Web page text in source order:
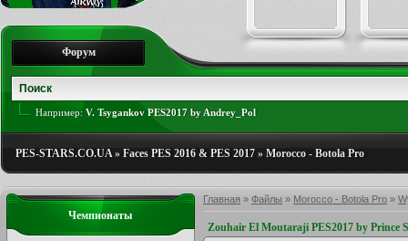
Форум
Например: V. Tsygankov PES2017 by Andrey_Pol
PES-STARS.CO.UA» Faces PES 2016 & PES 2017 » Morocco - Botola Pro
Главная » Файлы » Morocco - Botola Pro »
Zouhair El Moutaraji PES2017 by Prince
Чемпионаты